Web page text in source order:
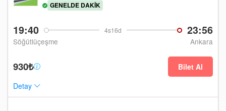
19:40 4s16d 23:56
Söğütlüçeşme Ankara
GENELDE DAKIK
930₺
Bilet Al
Detay